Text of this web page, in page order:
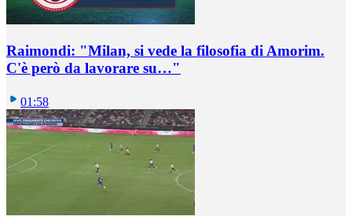
Raimondi: "Milan, si vede la filosofia di Amorim.
C'è però da lavorare su…"
01:58